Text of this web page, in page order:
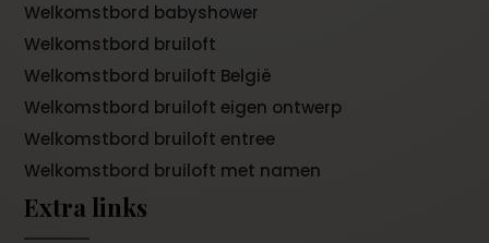
Welkomstbord babyshower
Welkomstbord bruiloft
Welkomstbord bruiloft België
Welkomstbord bruiloft eigen ontwerp
Welkomstbord bruiloft entree
Welkomstbord bruiloft met namen
Extra links